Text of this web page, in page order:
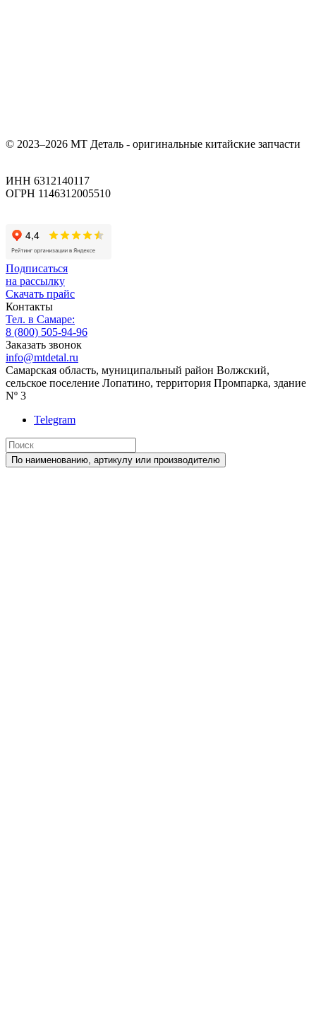
© 2023–2026 МТ Деталь - оригинальные китайские запчасти
ИНН 6312140117
ОГРН 1146312005510
Подписаться
на рассылку
Скачать прайс
Контакты
Тел. в Самаре:
8 (800) 505-94-96
Заказать звонок
info@mtdetal.ru
Самарская область, муниципальный район Волжский,
сельское поселение Лопатино, территория Промпарка, здание
Nº 3
Telegram
По наименованию, артикулу или производителю